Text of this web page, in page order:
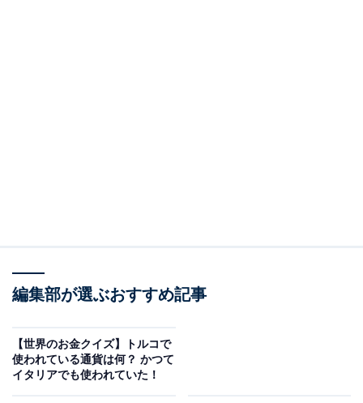
編集部が選ぶおすすめ記事
【世界のお金クイズ】トルコで
使われている通貨は何？ かつて
イタリアでも使われていた！